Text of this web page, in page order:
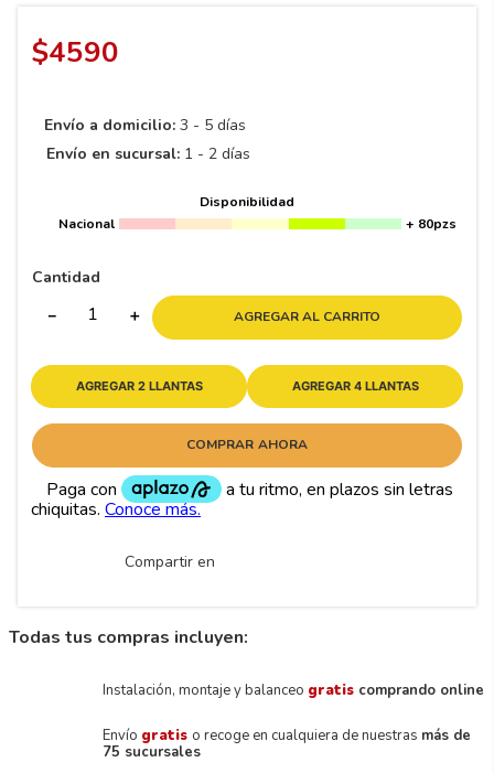
$4590
Envío a domicilio: 3 - 5 días
Envío en sucursal: 1 - 2 días
Disponibilidad
Nacional
+ 80pzs
Cantidad
＋
－ AGREGAR AL CARRITO
AGREGAR 2 LLANTAS AGREGAR 4 LLANTAS
COMPRAR AHORA
Compartir en
Todas tus compras incluyen:
Instalación, montaje y balanceo gratis comprando online
Envío gratis o recoge en cualquiera de nuestras más de
75 sucursales